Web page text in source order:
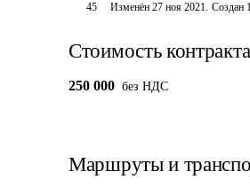
45 Изменён27 ноя 2021. Создан
Стоимость контракта
250 000 без НДС
Маршруты и